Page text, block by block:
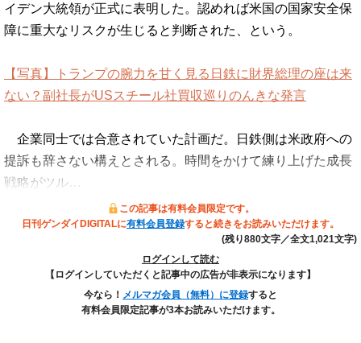
イデン大統領が正式に表明した。認めれば米国の国家安全保
障に重大なリスクが生じると判断された、という。
【写真】トランプの腕力を甘く見る日鉄に財界総理の座は来
ない？副社長がUSスチール社買収巡りのんきな発言
企業同士では合意されていた計画だ。日鉄側は米政府への
提訴も辞さない構えとされる。時間をかけて練り上げた成長
戦略がツル…
この記事は有料会員限定です。
日刊ゲンダイDIGITALに有料会員登録すると続きをお読みいただけます。
(残り880文字／全文1,021文字)
ログインして読む
【ログインしていただくと記事中の広告が非表示になります】
今なら！ メルマガ会員（無料）に登録すると
有料会員限定記事が3本お読みいただけます。